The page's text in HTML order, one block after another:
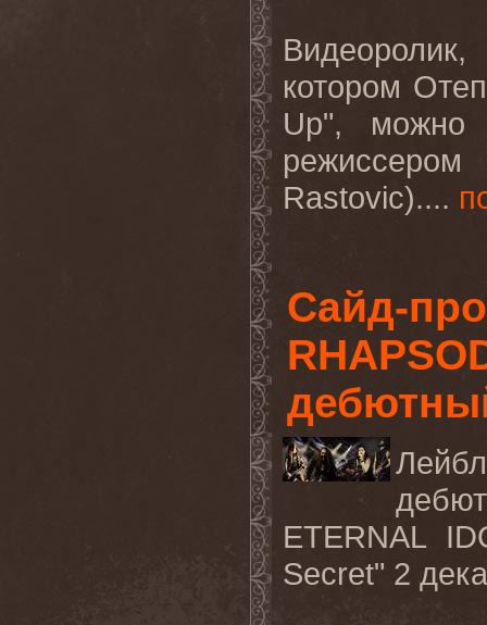
котором
Up", можно
Rastovic)....
Сайд-
ETERNAL
Secret" 2